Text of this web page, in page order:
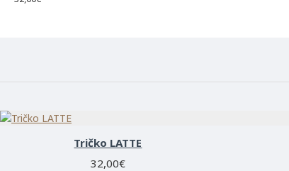
Tričko LATTE
32,00€